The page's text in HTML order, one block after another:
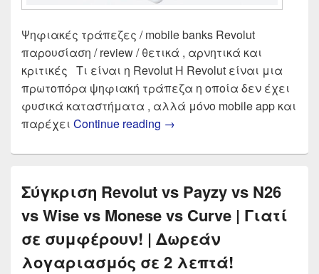
Ψηφιακές τράπεζες / mobile banks Revolut
παρουσίαση / review / θετικά , αρνητικά και
κριτικές Τι είναι η Revolut Η Revolut είναι μια
πρωτοπόρα ψηφιακή τράπεζα η οποία δεν έχει
φυσικά καταστήματα , αλλά μόνο mobile app και
παρέχει Continue reading Revolut Κάρτα στην
→
Σύγκριση Revolut vs Payzy vs N26
vs Wise vs Monese vs Curve | Γιατί
σε συμφέρουν! | Δωρεάν
λογαριασμός σε 2 λεπτά!